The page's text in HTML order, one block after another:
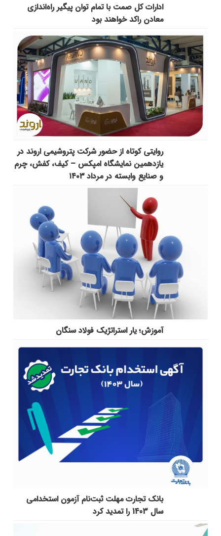
ادارات کل صمت با تمام توان پیگیر راه‌اندازی
معادن راکد خواهند بود
روایتی کوتاه از حضور شرکت پتروشیمی اروند در
یازدهمین نمایشگاه امپکس‌ – کیف، کفش، چرم
و صنایع وابسته در مرداد ۱۴۰۳
آموزش؛ یار استراتژیک فولاد سنگان
بانک تجارت مهلت ثبت‌نام آزمون استخدامی
سال 1403 را تمدید کرد